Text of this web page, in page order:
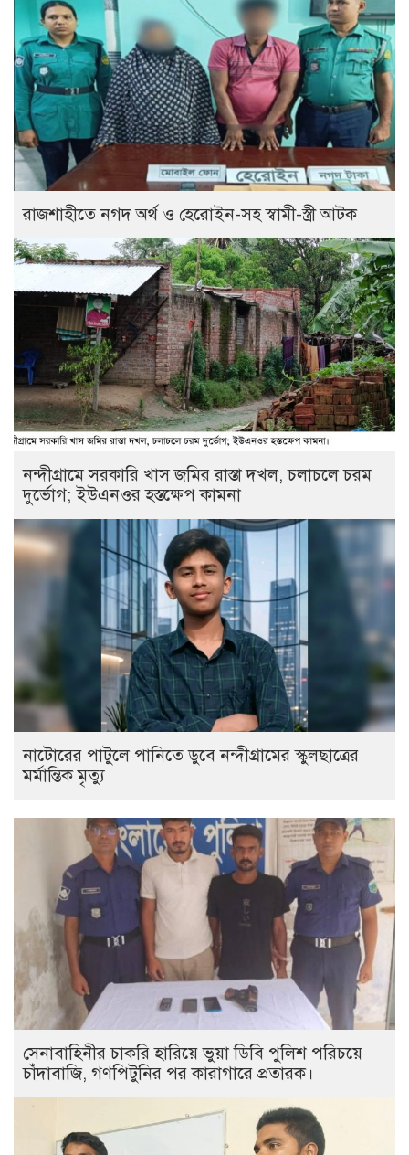
রাজশাহীতে নগদ অর্থ ও হেরোইন-সহ স্বামী-স্ত্রী আটক
নন্দীগ্রামে সরকারি খাস জমির রাস্তা দখল, চলাচলে চরম
দুর্ভোগ; ইউএনওর হস্তক্ষেপ কামনা
নাটোরের পাটুলে পানিতে ডুবে নন্দীগ্রামের স্কুলছাত্রের
মর্মান্তিক মৃত্যু
সেনাবাহিনীর চাকরি হারিয়ে ভুয়া ডিবি পুলিশ পরিচয়ে
চাঁদাবাজি, গণপিটুনির পর কারাগারে প্রতারক।